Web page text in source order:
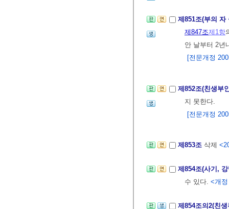
제851조(부의
제847조제1항
안 날부터 2년
[전문개정
제852조(친생부
지 못한다.
[전문개정
제853조 삭제
제854조(사기,
수 있다. <개
제854조의2(친